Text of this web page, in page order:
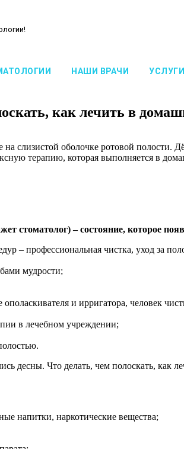
НАШИ ВРАЧИ УСЛУГИ
как лечить в
слизистой оболочке ротовой полости.
терапию, которая выполняется в
стоматолог) – состояние, которое
– профессиональная чистка, уход за
мудрости;
и ирригатора, человек
в лечебном учреждении;
напитки, наркотические вещества;